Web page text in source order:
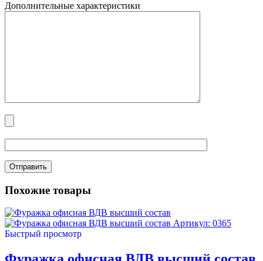
Дополнительные характеристики
Похожие товары
Артикул: 0365
Быстрый просмотр